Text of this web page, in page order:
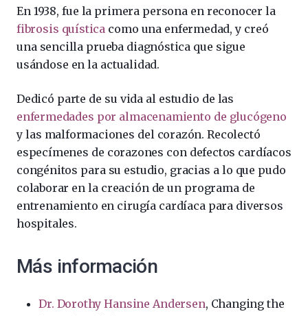
En 1938, fue la primera persona en reconocer la
fibrosis quística como una enfermedad, y creó
una sencilla prueba diagnóstica que sigue
usándose en la actualidad.
Dedicó parte de su vida al estudio de las
enfermedades por almacenamiento de glucógeno
y las malformaciones del corazón. Recolectó
especímenes de corazones con defectos cardíacos
congénitos para su estudio, gracias a lo que pudo
colaborar en la creación de un programa de
entrenamiento en cirugía cardíaca para diversos
hospitales.
Más información
Dr. Dorothy Hansine Andersen, Changing the